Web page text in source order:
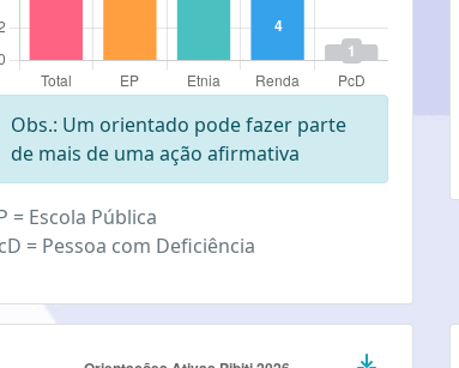
Obs.: Um orientado pode fazer parte
de mais de uma ação afirmativa
= Escola Pública
= Pessoa com Deficiência